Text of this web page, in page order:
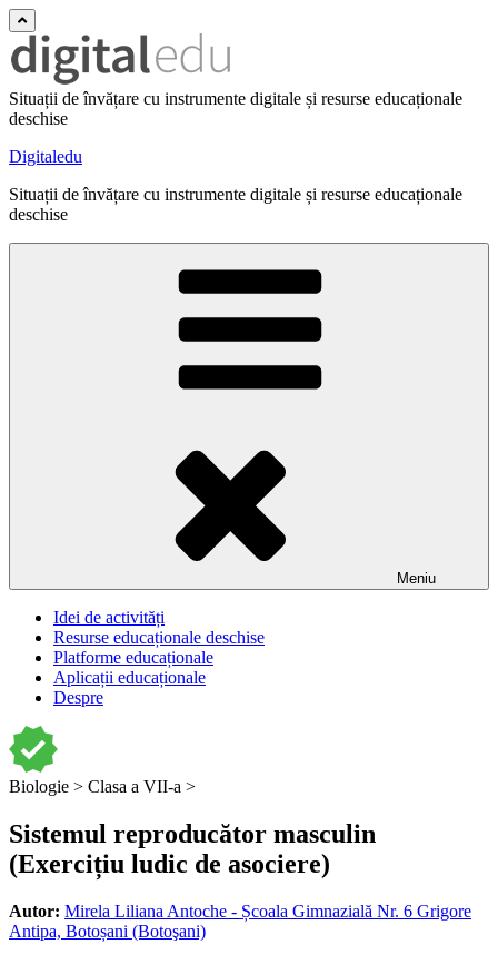
Situații de învățare cu instrumente digitale și resurse educaționale
deschise
Digitaledu
Situații de învățare cu instrumente digitale și resurse educaționale
deschise
Meniu
Idei de activități
Resurse educaționale deschise
Platforme educaționale
Aplicații educaționale
Despre
Biologie > Clasa a VII-a >
Sistemul reproducător masculin
(Exercițiu ludic de asociere)
Autor: Mirela Liliana Antoche - Școala Gimnazială Nr. 6 Grigore
Antipa, Botoșani (Botoşani)